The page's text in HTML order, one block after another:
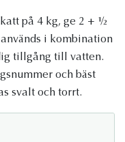
på 4 kg, ge 2 + ½
i kombination
tillgång till vatten.
och bäst
svalt och torrt.